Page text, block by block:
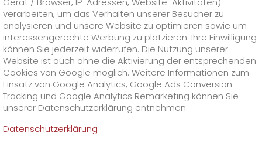
GO!Direct
GO!Same Day
GO! Touren
GO!On-Board-Courier
GO!Air Charter
GO!Overnight
Preise
Treibstoffzuschlag Overnight
>
GO!Worldwide +
Treibstoffzuschlag Worldwide
>
GO! Solutions
Branchenlösungen +
GO! Healthcare
GO!Hightech
GO!Media & Trade
Besondere Versandinhalte +
GO!Tierversand
GO!Gefahrgut
Besondere Versandanforderungen
GO!Freight-Service
GO! Value Added Services
Online Services +
GO! Kundenportal
Kundenportal Registrierung
IT Anbindungen
Unternehmen
verarbeiten, um das Verhalten unserer Besucher zu
analysieren und unsere Website zu optimieren sowie um
interessengerechte Werbung zu platzieren. Ihre Einwilligung
können Sie jederzeit widerrufen. Die Nutzung unserer
Website ist auch ohne die Aktivierung der entsprechenden
Cookies von Google möglich. Weitere Informationen zum
Einsatz von Google Analytics, Google Ads Conversion
Tracking und Google Analytics Remarketing können Sie
unserer Datenschutzerklärung entnehmen.
Datenschutzerklärung